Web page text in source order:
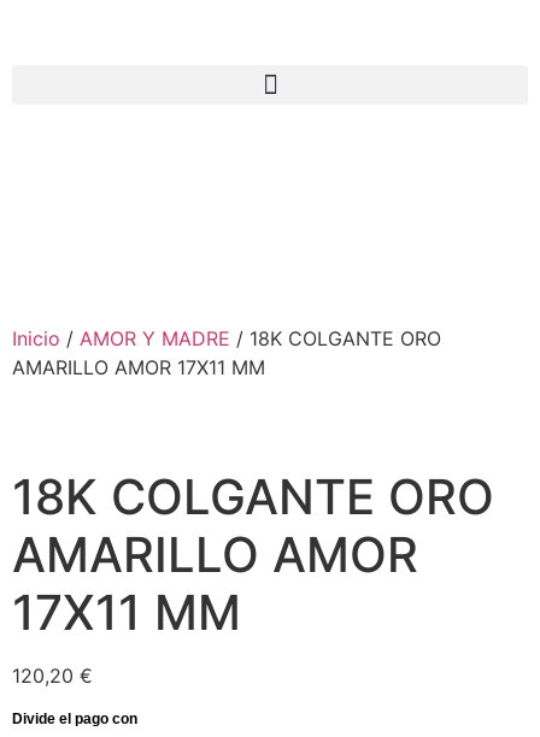
Inicio / AMOR Y MADRE / 18K COLGANTE ORO
AMARILLO AMOR 17X11 MM
18K COLGANTE ORO
AMARILLO AMOR
17X11 MM
120,20 €